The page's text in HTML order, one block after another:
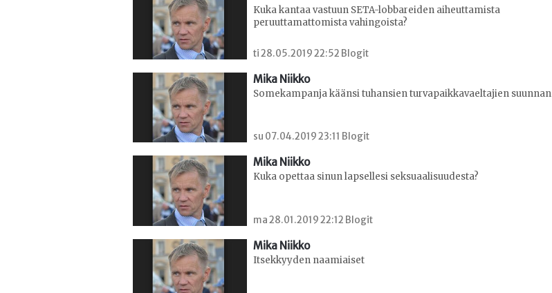
Kuka kantaa vastuun SETA-lobbareiden aiheuttamista
peruuttamattomista vahingoista?
ti 28.05.2019 22:52 Blogit
Mika Niikko
Somekampanja käänsi tuhansien turvapaikkavaeltajien suunnan
su 07.04.2019 23:11 Blogit
Mika Niikko
Kuka opettaa sinun lapsellesi seksuaalisuudesta?
ma 28.01.2019 22:12 Blogit
Mika Niikko
Itsekkyyden naamiaiset